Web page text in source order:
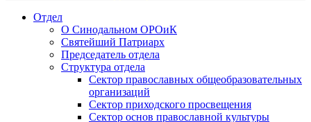
Отдел
О Синодальном ОРОиК
Святейший Патриарх
Председатель отдела
Структура отдела
Сектор православных общеобразовательных
организаций
Сектор приходского просвещения
Сектор основ православной культуры